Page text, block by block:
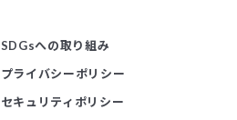
SDGsへの取り組み
プライバシーポリシー
セキュリティポリシー